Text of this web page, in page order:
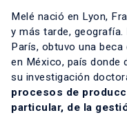
Melé nació en Lyon,
y más tarde,
París, obtuvo una
en México, país donde
su investigación
procesos de
particular, de la